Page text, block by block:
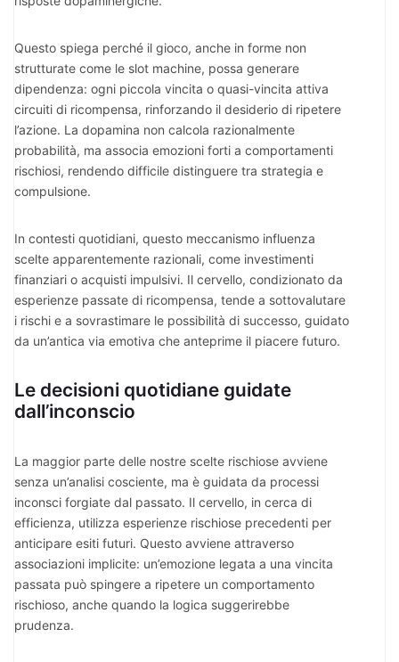
Questo spiega perché il gioco, anche in forme non
strutturate come le slot machine, possa generare
dipendenza: ogni piccola vincita o quasi-vincita attiva
circuiti di ricompensa, rinforzando il desiderio di ripetere
l’azione. La dopamina non calcola razionalmente
probabilità, ma associa emozioni forti a comportamenti
rischiosi, rendendo difficile distinguere tra strategia e
compulsione.
In contesti quotidiani, questo meccanismo influenza
scelte apparentemente razionali, come investimenti
finanziari o acquisti impulsivi. Il cervello, condizionato da
esperienze passate di ricompensa, tende a sottovalutare
i rischi e a sovrastimare le possibilità di successo, guidato
da un’antica via emotiva che anteprime il piacere futuro.
Le decisioni quotidiane guidate
dall’inconscio
La maggior parte delle nostre scelte rischiose avviene
senza un’analisi cosciente, ma è guidata da processi
inconsci forgiate dal passato. Il cervello, in cerca di
efficienza, utilizza esperienze rischiose precedenti per
anticipare esiti futuri. Questo avviene attraverso
associazioni implicite: un’emozione legata a una vincita
passata può spingere a ripetere un comportamento
rischioso, anche quando la logica suggerirebbe
prudenza.